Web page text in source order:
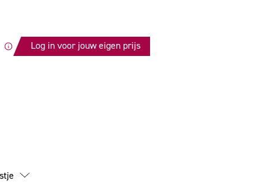
Log in voor jouw eigen prijs